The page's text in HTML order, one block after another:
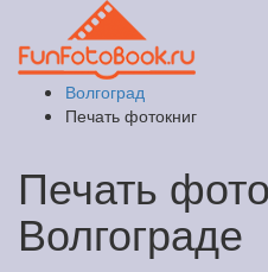
Волгоград
Печать фотокниг
Печать
Волгограде